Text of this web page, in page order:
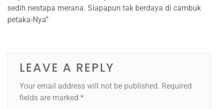
sedih nestapa merana. Siapapun tak berdaya di cambuk
petaka-Nya”
LEAVE A REPLY
Your email address will not be published. Required
fields are marked *